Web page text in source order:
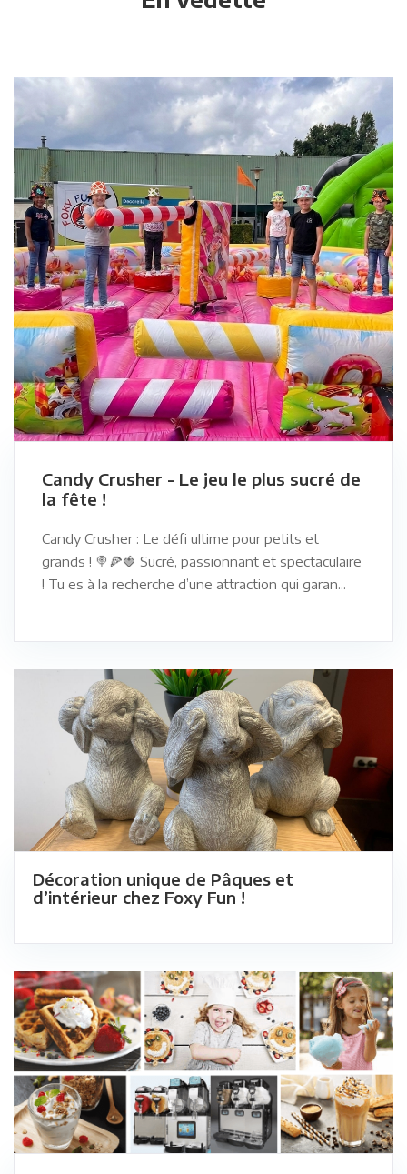
Candy Crusher - Le jeu le plus sucré de
la fête !
Candy Crusher : Le défi ultime pour petits et
grands ! 🍭🍕🍓 Sucré, passionnant et spectaculaire
! Tu es à la recherche d’une attraction qui garan...
Décoration unique de Pâques et
d’intérieur chez Foxy Fun !